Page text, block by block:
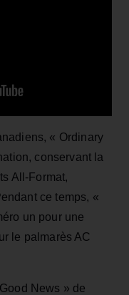
« Ordinary
conservant la
All-Format,
ce temps, «
un pour une
le palmarès AC
News » de